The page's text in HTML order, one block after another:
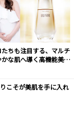
ちも注目する、マルチ
な肌へ導く高機能美容
こそが美肌を手に入れ